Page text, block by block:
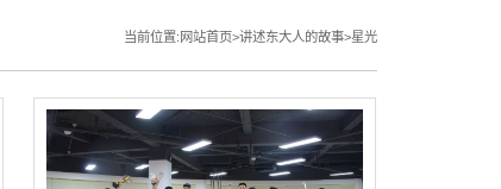
当前位置: 网站首页>讲述东大人的故事>星光